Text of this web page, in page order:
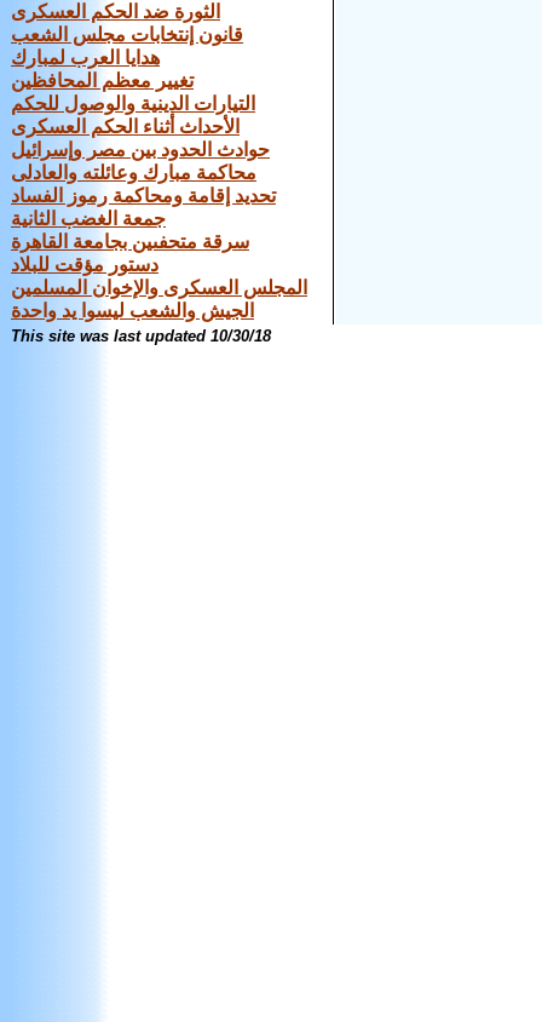
الثورة ضد الحكم العسكرى
قانون إنتخابات مجلس الشعب
هدايا العرب لمبارك
تغيير معظم المحافظين
التيارات الدينية والوصول للحكم
الأحداث أثناء الحكم العسكرى
حوادث الحدود بين مصر وإسرائيل
محاكمة مبارك وعائلته والعادلى
تحديد إقامة ومحاكمة رموز الفساد
جمعة الغضب الثانية
سرقة متحفىين بجامعة القاهرة
دستور مؤقت للبلاد
المجلس العسكرى والإخوان المسلمين
الجيش والشعب ليسوا يد واحدة
This site was last updated 10/30/18